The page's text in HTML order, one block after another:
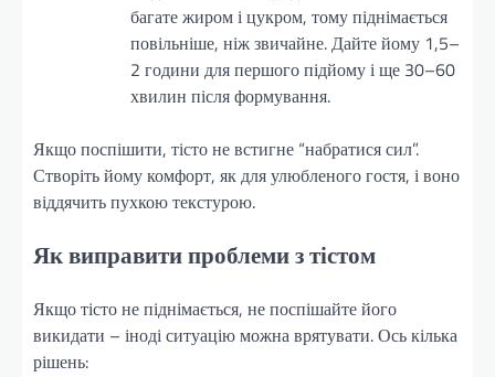
багате жиром і цукром, тому піднімається
повільніше, ніж звичайне. Дайте йому 1,5–
2 години для першого підйому і ще 30–60
хвилин після формування.
Якщо поспішити, тісто не встигне “набратися сил”.
Створіть йому комфорт, як для улюбленого гостя, і воно
віддячить пухкою текстурою.
Як виправити проблеми з тістом
Якщо тісто не піднімається, не поспішайте його
викидати – іноді ситуацію можна врятувати. Ось кілька
рішень: